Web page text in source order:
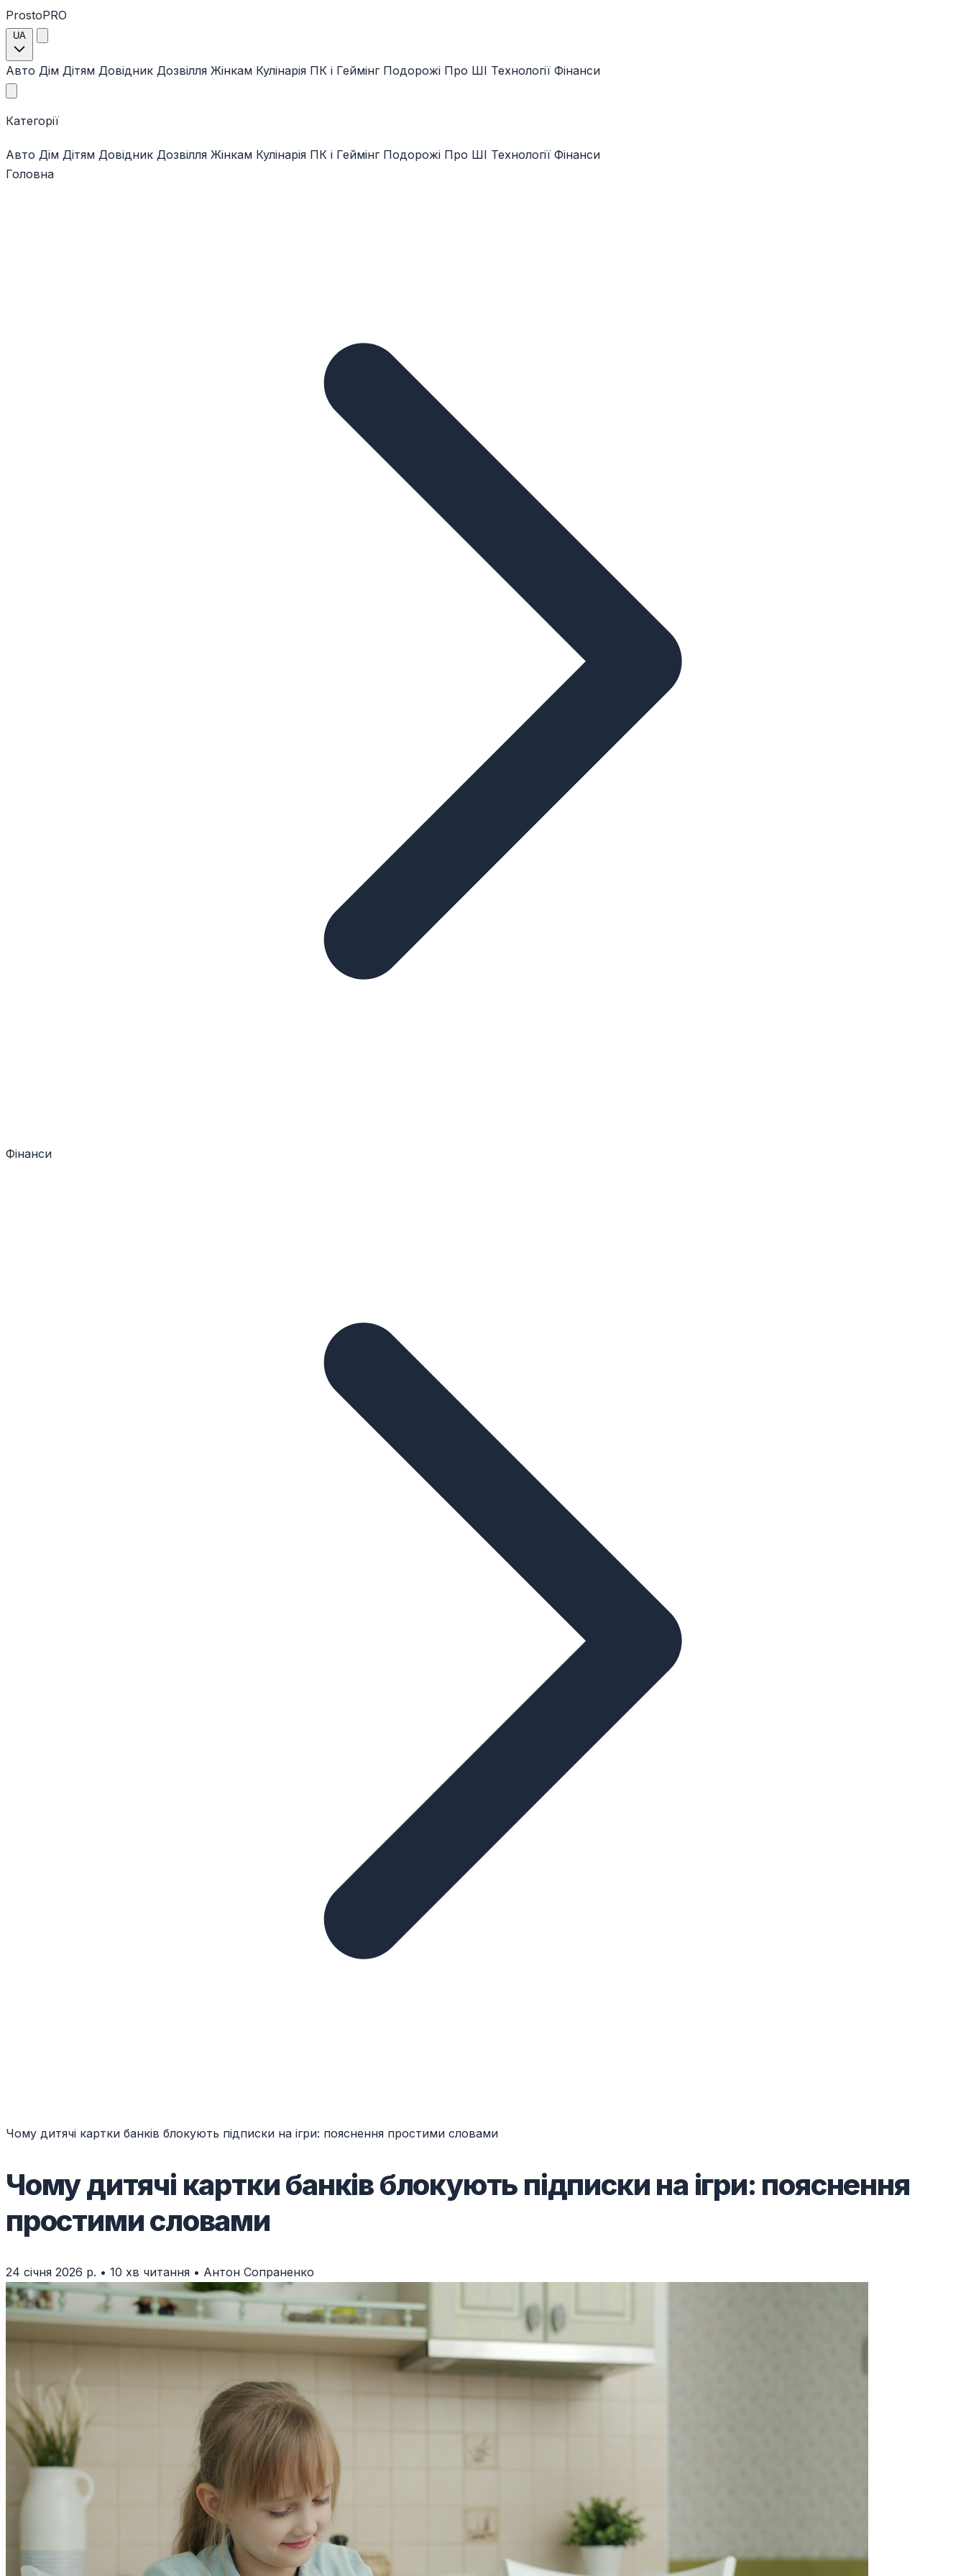
ProstoPRO
UA
Авто Дім Дітям Довідник Дозвілля Жінкам Кулінарія ПК і Геймінг Подорожі Про ШІ Технології Фінанси
Категорії
Авто Дім Дітям Довідник Дозвілля Жінкам Кулінарія ПК і Геймінг Подорожі Про ШІ Технології Фінанси
Головна
Фінанси
Чому дитячі картки банків блокують підписки на ігри: пояснення простими словами
Чому дитячі картки банків блокують підписки на ігри: пояснення
простими словами
24 січня 2026 р. • 10 хв читання • Антон Сопраненко